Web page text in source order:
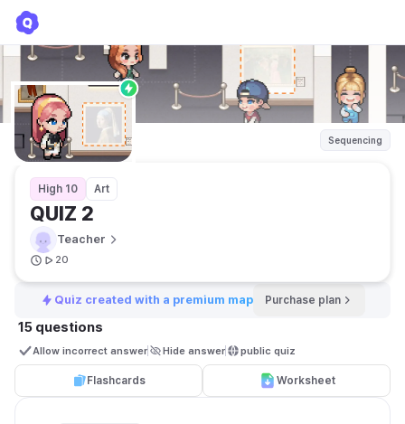
Sequencing
High 10 Art
QUIZ 2
Teacher
20
Quiz created with a premium map Purchase plan
15 questions
Allow incorrect answer Hide answer public quiz
Flashcards Worksheet